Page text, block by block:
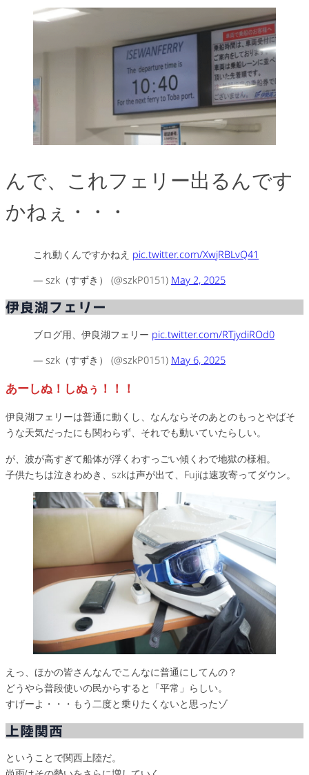
んで、これフェリー出るんです
かねぇ・・・
これ動くんですかねえ pic.twitter.com/XwjRBLvQ41
— szk（すずき） (@szkP0151) May 2, 2025
伊良湖フェリー
ブログ用、伊良湖フェリー pic.twitter.com/RTjydiROd0
— szk（すずき） (@szkP0151) May 6, 2025
あーしぬ！しぬぅ！！！
伊良湖フェリーは普通に動くし、なんならそのあとのもっとやばそ
うな天気だったにも関わらず、それでも動いていたらしい。
が、波が高すぎて船体が浮くわすっごい傾くわで地獄の様相。
子供たちは泣きわめき、szkは声が出て、Fujiは速攻寄ってダウン。
えっ、ほかの皆さんなんでこんなに普通にしてんの？
どうやら普段使いの民からすると「平常」らしい。
すげーよ・・・もう二度と乗りたくないと思ったゾ
上陸関西
ということで関西上陸だ。